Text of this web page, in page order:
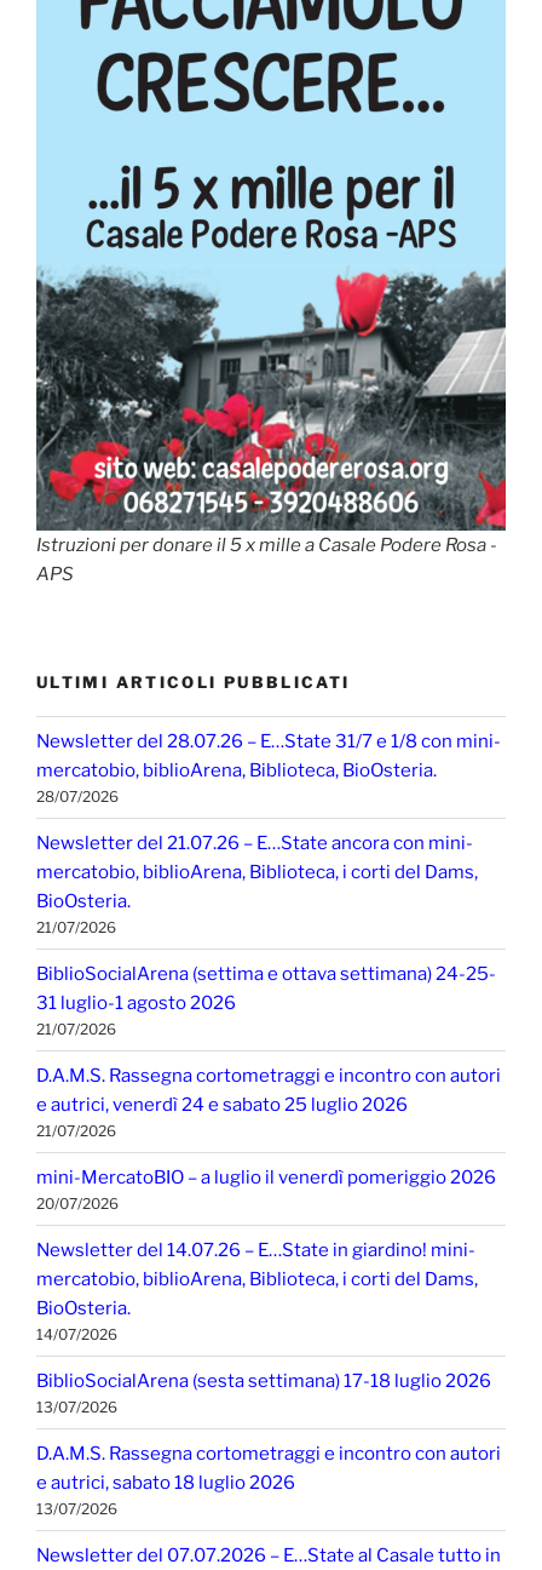
Istruzioni per donare il 5 x mille a Casale Podere Rosa -
APS
ULTIMI ARTICOLI PUBBLICATI
Newsletter del 28.07.26 – E…State 31/7 e 1/8 con mini-
mercatobio, biblioArena, Biblioteca, BioOsteria.
28/07/2026
Newsletter del 21.07.26 – E…State ancora con mini-
mercatobio, biblioArena, Biblioteca, i corti del Dams,
BioOsteria.
21/07/2026
BiblioSocialArena (settima e ottava settimana) 24-25-
31 luglio-1 agosto 2026
21/07/2026
D.A.M.S. Rassegna cortometraggi e incontro con autori
e autrici, venerdì 24 e sabato 25 luglio 2026
21/07/2026
mini-MercatoBIO – a luglio il venerdì pomeriggio 2026
20/07/2026
Newsletter del 14.07.26 – E…State in giardino! mini-
mercatobio, biblioArena, Biblioteca, i corti del Dams,
BioOsteria.
14/07/2026
BiblioSocialArena (sesta settimana) 17-18 luglio 2026
13/07/2026
D.A.M.S. Rassegna cortometraggi e incontro con autori
e autrici, sabato 18 luglio 2026
13/07/2026
Newsletter del 07.07.2026 – E…State al Casale tutto in